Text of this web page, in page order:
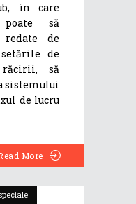
în care
să
de
de
să
sistemului
de lucru
More